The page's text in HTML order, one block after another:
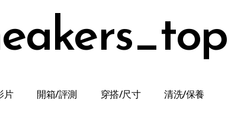
片 開箱/評測 穿搭/尺寸 清洗/保養